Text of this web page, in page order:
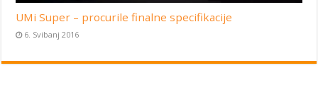
UMi Super – procurile finalne specifikacije
6. Svibanj 2016